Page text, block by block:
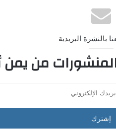
بالنشرة البريدية
من يمن